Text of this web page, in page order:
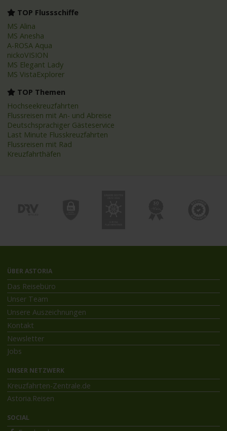
TOP Flussschiffe
MS Alina
MS Anesha
A-ROSA Aqua
nickoVISION
MS Elegant Lady
MS VistaExplorer
TOP Themen
Hochseekreuzfahrten
Flussreisen mit An- und Abreise
Deutschsprachiger Gästeservice
Last Minute Flusskreuzfahrten
Flussreisen mit Rad
Kreuzfahrthäfen
ÜBER ASTORIA
Das Reisebüro
Unser Team
Unsere Auszeichnungen
Kontakt
Newsletter
Jobs
UNSER NETZWERK
Kreuzfahrten-Zentrale.de
Astoria.Reisen
SOCIAL